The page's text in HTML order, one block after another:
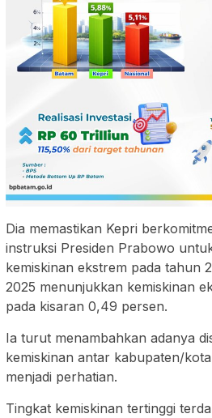
Dia memastikan Kepri
instruksi Presiden Prabowo
kemiskinan ekstrem pada tahun
2025 menunjukkan kemiskinan
pada kisaran 0,49 persen.
Ia turut menambahkan adanya
kemiskinan antar kabupaten/
menjadi perhatian.
Tingkat kemiskinan tertinggi